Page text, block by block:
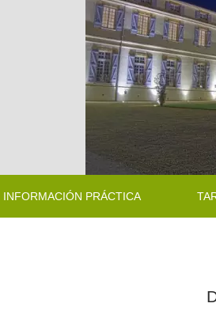
INFORMACIÓN PRÁCTICA